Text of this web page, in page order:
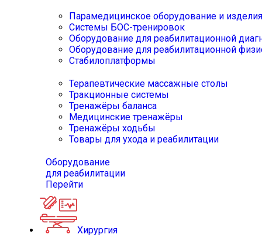
Парамедицинское оборудование и изделия
Системы БОС-тренировок
Оборудование для реабилитационной
Оборудование для реабилитационной
Стабилоплатформы
Терапевтические массажные столы
Тракционные системы
Тренажёры баланса
Медицинские тренажёры
Тренажёры ходьбы
Товары для ухода и реабилитации
Оборудование
для реабилитации
Перейти
Хирургия